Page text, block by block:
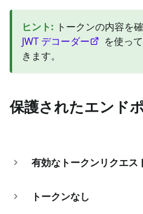
ヒント: トークンの内容を
JWT デコーダー
を使っ
きます。
保護されたエンド
有効なトークンリクエス
トークンなし